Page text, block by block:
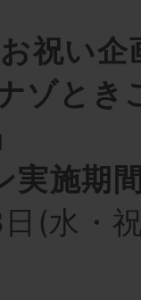
祝い
ゾとき
実施期
(水・